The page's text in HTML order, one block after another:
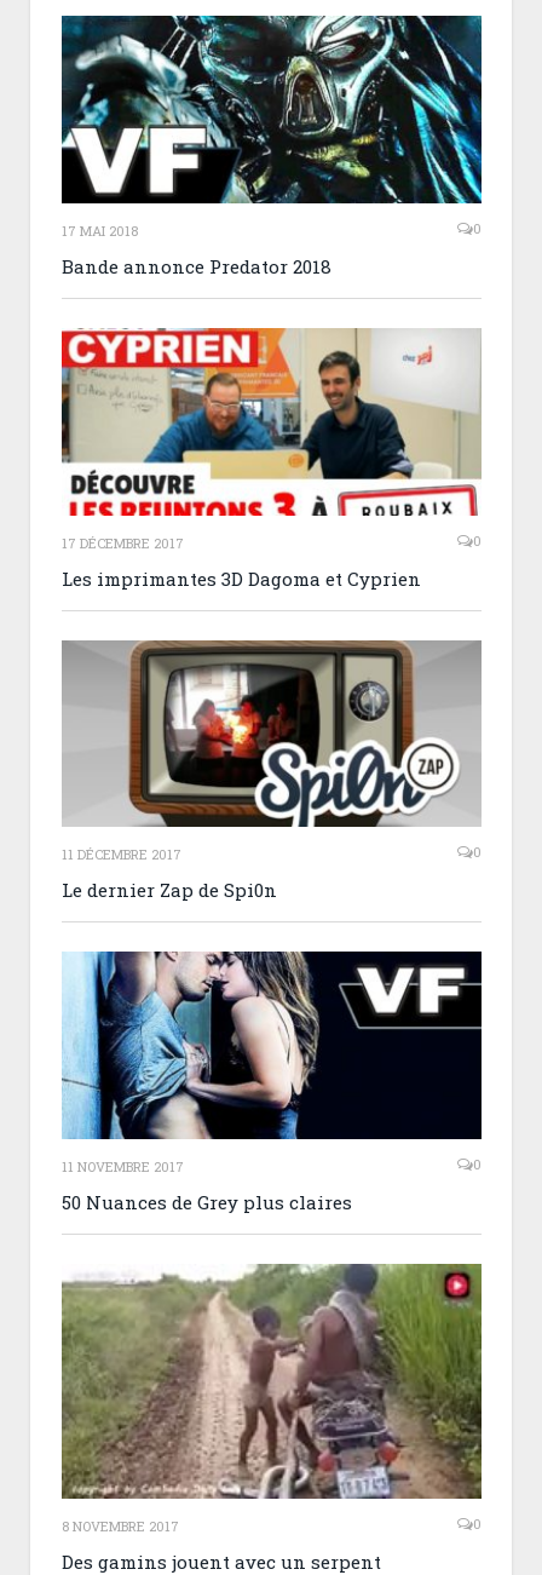
17 MAI 2018 0
Bande annonce Predator 2018
17 DÉCEMBRE 2017 0
Les imprimantes 3D Dagoma et Cyprien
11 DÉCEMBRE 2017 0
Le dernier Zap de Spi0n
11 NOVEMBRE 2017 0
50 Nuances de Grey plus claires
8 NOVEMBRE 2017 0
Des gamins jouent avec un serpent